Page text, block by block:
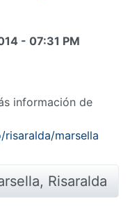
- 07:31 PM
información de
marsella
Risaralda